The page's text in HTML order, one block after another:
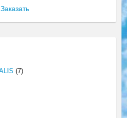
Заказать
(7)